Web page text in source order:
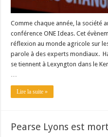
Comme chaque année, la société
conférence ONE Ideas. Cet
réflexion au monde agricole sur
parole à des experts mondiaux.
se tiennent à Lexyngton dans le
Lire la suite »
Pearse Lyons est